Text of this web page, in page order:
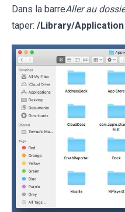
Dans la barreAller au
taper: /Library/